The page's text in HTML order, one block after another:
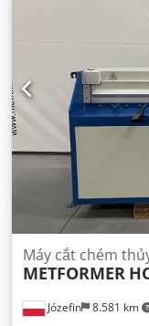
Józefin 8.581 km
Máy cắt chém
METFORMER